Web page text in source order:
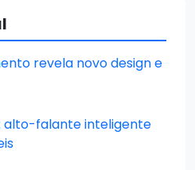
revela novo design e
alto-falante inteligente